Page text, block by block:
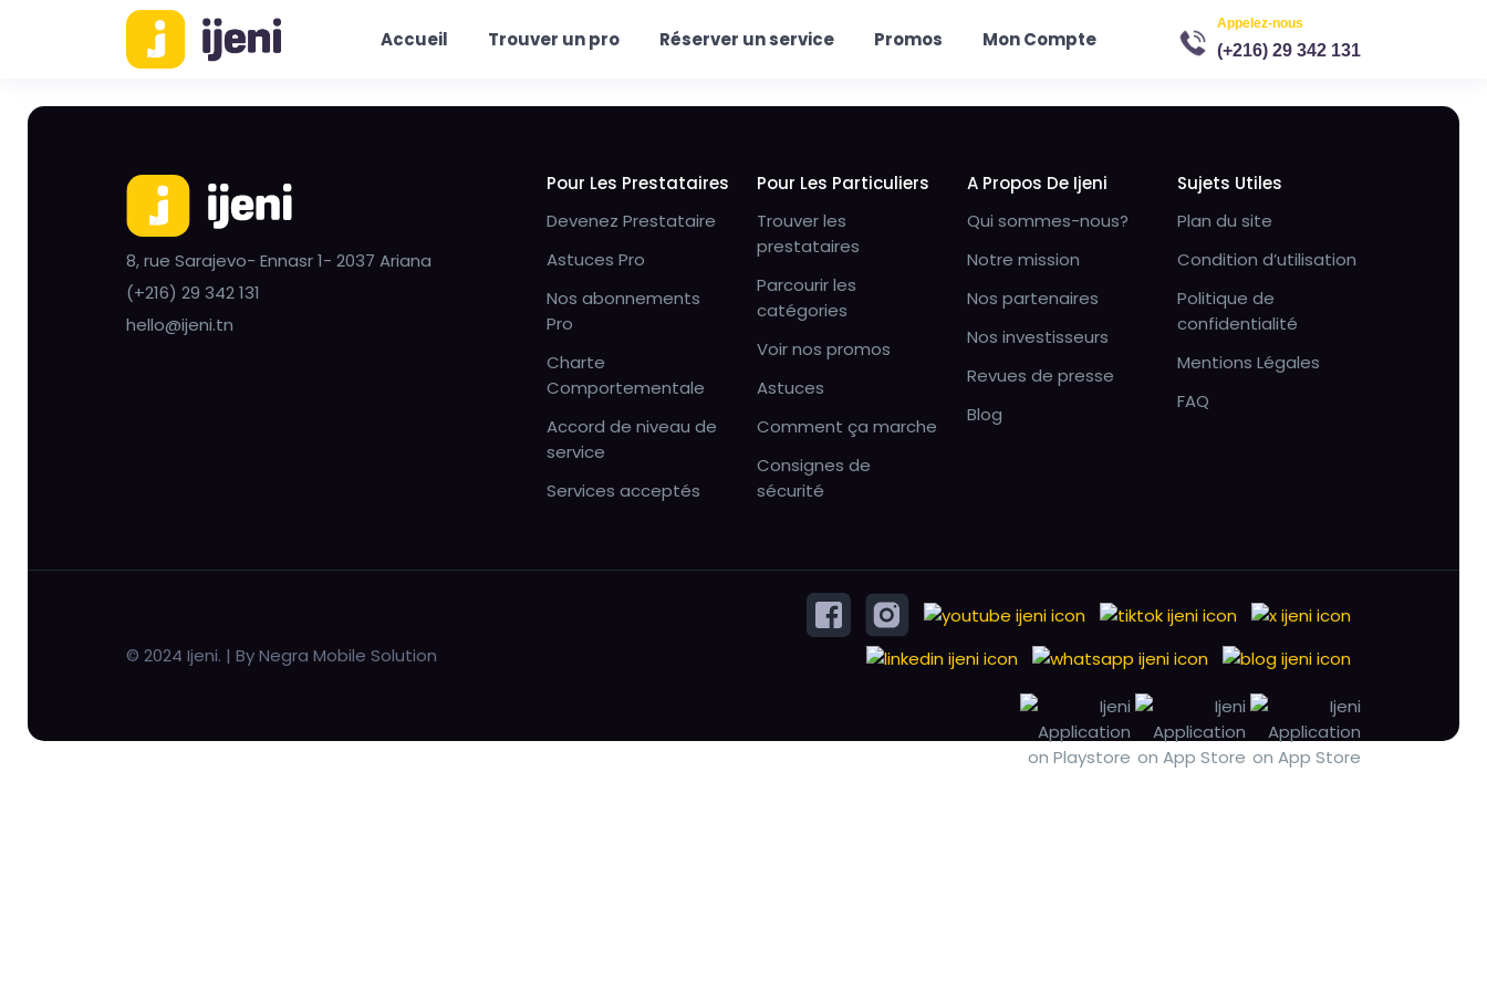
Accueil Trouver un pro Réserver un service Promos Mon Compte
Appelez-nous
(+216) 29 342 131
8, rue Sarajevo- Ennasr 1- 2037 Ariana
(+216) 29 342 131
hello@ijeni.tn
Pour Les Prestataires
Devenez Prestataire
Astuces Pro
Nos abonnements
Pro
Charte
Comportementale
Accord de niveau de
service
Services acceptés
Pour Les Particuliers
Trouver les
prestataires
Parcourir les
catégories
Voir nos promos
Astuces
Comment ça marche
Consignes de
sécurité
A Propos De Ijeni
Qui sommes-nous?
Notre mission
Nos partenaires
Nos investisseurs
Revues de presse
Blog
Sujets Utiles
Plan du site
Condition d’utilisation
Politique de
confidentialité
Mentions Légales
FAQ
© 2024 Ijeni. | By Negra Mobile Solution